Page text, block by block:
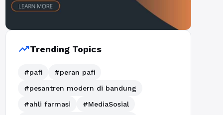
trending_upTrending Topics
#pafi
#peran pafi
#pesantren modern di bandung
#ahli farmasi
#MediaSosial